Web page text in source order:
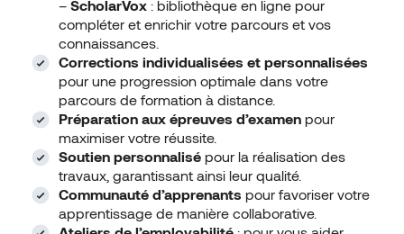
–ScholarVox : bibliothèque en ligne pour
compléter et enrichir votre parcours et vos
connaissances.
Corrections individualisées et personnalisées
pour une progression optimale dans votre
parcours de formation à distance.
Préparation aux épreuves d’examen pour
maximiser votre réussite.
Soutien personnalisé pour la réalisation des
travaux, garantissant ainsi leur qualité.
Communauté d’apprenants pour favoriser votre
apprentissage de manière collaborative.